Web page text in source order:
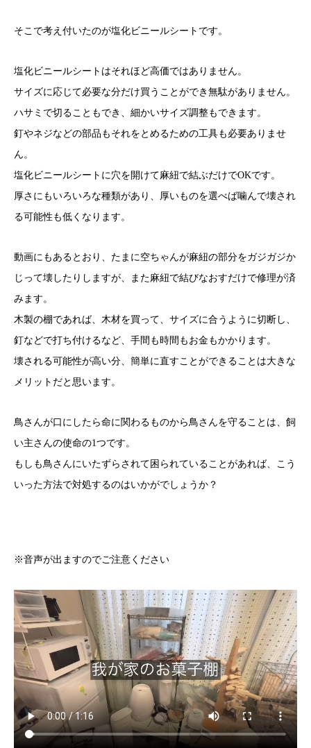
そこで考え付いたのが塩化ビニールシートです。
塩化ビニールシートはそれほど高価ではありません。
サイズに応じて必要な分だけ買うことができ無駄がありません。
ハサミで切ることもでき、細かいサイズ調整もできます。
釘やネジなどの部品もそれをとめるための工具も必要ありませ
ん。
塩化ビニールシートに穴を開けて麻紐で結ぶだけでOKです。
厚さにもいろいろな種類があり、厚いものを選べば噛んで壊され
る可能性も低くなります。
動画にもあるとおり、たまに空ちゃんが麻紐の部分をガジガジか
じって壊したりしますが、また麻紐で結びなおすだけで修理が済
みます。
木製の棚であれば、木材を買って、サイズに合うように切断し、
釘などで打ち付けるなど、手間も時間もお金もかかります。
壊される可能性が高い分、簡単に直すことができることは大きな
メリットだと思います。
鳥さんが口にしたら命に関わるものから鳥さんを守ることは、飼
い主さんの使命の1つです。
もしも鳥さんにいたずらされて困られていることがあれば、こう
いった方法で対処するのはいかがでしょうか？
※音声が出ますのでご注意ください